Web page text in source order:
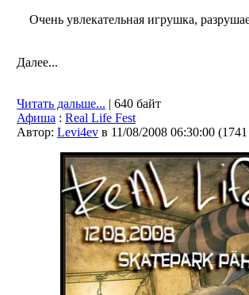
Очень увлекательная игрушка,
Далее...
Читать дальше... | 640 байт
Афиша : Real Life Fest
Автор: Levi4ev в 11/08/2008 06:30:00 (